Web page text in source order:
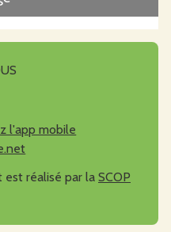
l'app mobile
est réalisé par la SCOP